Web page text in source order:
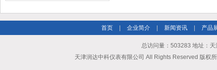
首页 企业简介 新闻资讯 产品
总访问量：503283 地址：
天津润达中科仪表有限公司 All Rights Reserved 版权